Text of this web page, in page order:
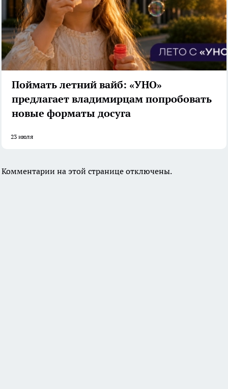
Поймать летний вайб: «УНО»
предлагает владимирцам попробовать
новые форматы досуга
23 июля
Комментарии на этой странице отключены.